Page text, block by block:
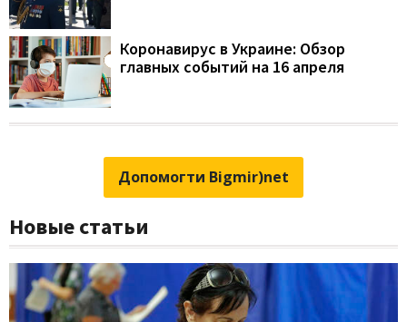
Коронавирус в Украине: Обзор
главных событий на 16 апреля
Допомогти Bigmir)net
Новые статьи